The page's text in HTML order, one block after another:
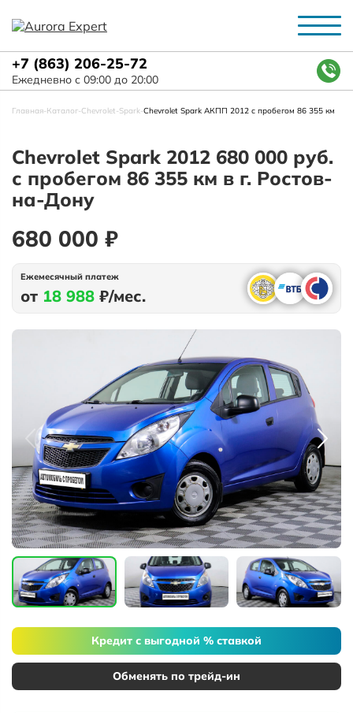
+7 (863) 206-25-72
Ежедневно с 09:00 до 20:00
Главная-Каталог-Chevrolet-Spark-Chevrolet Spark АКПП 2012 с пробегом 86 355 км
Chevrolet Spark 2012 680 000 руб.
с пробегом 86 355 км в г. Ростов-
на-Дону
680 000 ₽
Ежемесячный платеж
от 18 988 ₽/мес.
Кредит с выгодной % ставкой
Обменять по трейд-ин